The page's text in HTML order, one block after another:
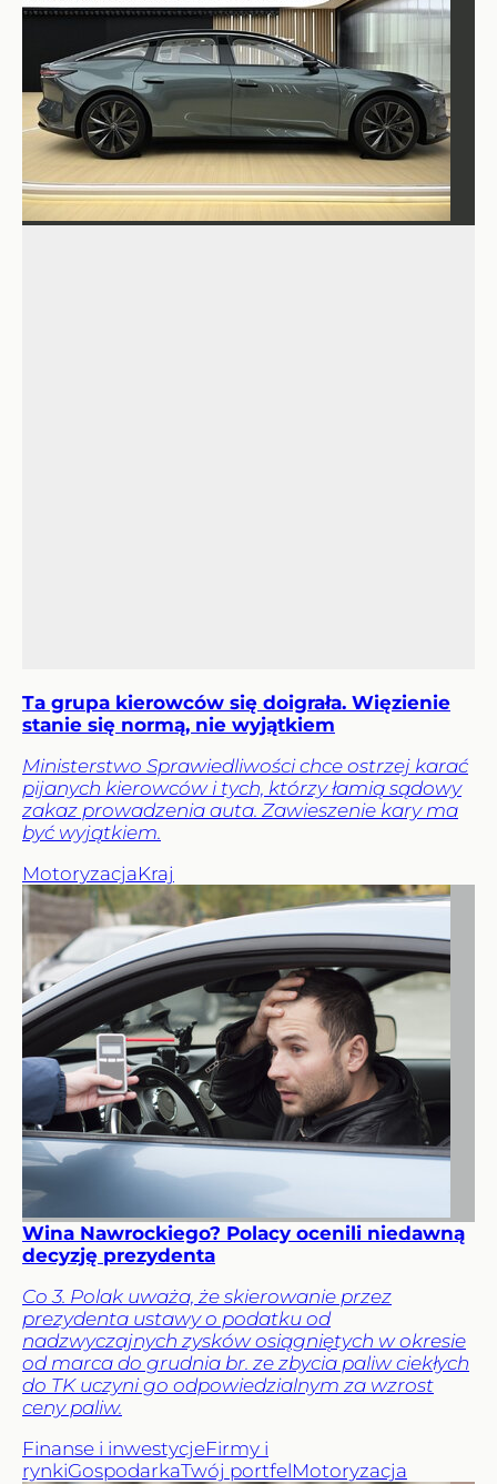
Ta grupa kierowców się doigrała. Więzienie
stanie się normą, nie wyjątkiem
Ministerstwo Sprawiedliwości chce ostrzej karać
pijanych kierowców i tych, którzy łamią sądowy
zakaz prowadzenia auta. Zawieszenie kary ma
być wyjątkiem.
MotoryzacjaKraj
Wina Nawrockiego? Polacy ocenili niedawną
decyzję prezydenta
Co 3. Polak uważa, że skierowanie przez
prezydenta ustawy o podatku od
nadzwyczajnych zysków osiągniętych w okresie
od marca do grudnia br. ze zbycia paliw ciekłych
do TK uczyni go odpowiedzialnym za wzrost
ceny paliw.
Finanse i inwestycjeFirmy i
rynkiGospodarkaTwój portfelMotoryzacja